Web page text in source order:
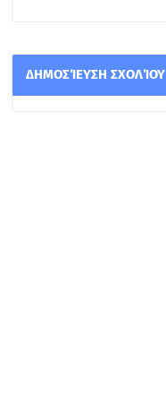
ΔΗΜΟΣΊΕΥΣΗ ΣΧΟΛΊΟΥ